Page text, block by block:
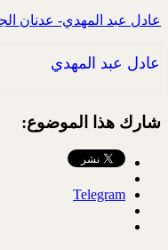
عادل عبد المهدي- عدنان
عادل عبد المهدي
شارك هذا الموضوع:
Telegram